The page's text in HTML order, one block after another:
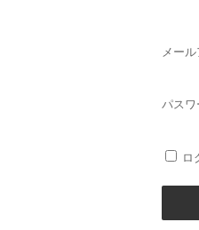
メー
パスワ
ロ